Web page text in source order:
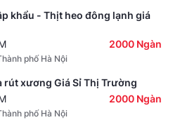
khẩu - Thịt heo đông lạnh giá
2000 Ngàn
phố Hà Nội
rút xương Giá Sỉ Thị Trường
2000 Ngàn
phố Hà Nội